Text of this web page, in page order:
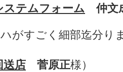
ステムフォーム 仲文
がすごく細部迄分り
送店 菅原正様）